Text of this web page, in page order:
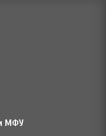
МФУ